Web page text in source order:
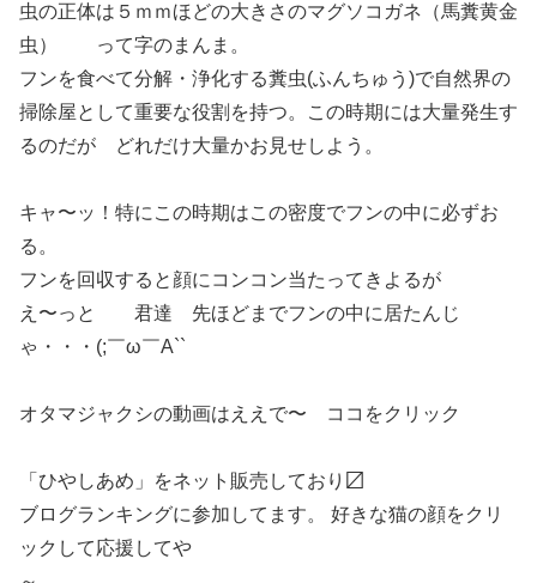
虫の正体は５ｍｍほどの大きさのマグソコガネ（馬糞黄金
虫） って字のまんま。
フンを食べて分解・浄化する糞虫(ふんちゅう)で自然界の
掃除屋として重要な役割を持つ。この時期には大量発生す
るのだが どれだけ大量かお見せしよう。
キャ〜ッ！特にこの時期はこの密度でフンの中に必ずお
る。
フンを回収すると顔にコンコン当たってきよるが
え〜っと 君達 先ほどまでフンの中に居たんじ
ゃ・・・(;￣ω￣A``
オタマジャクシの動画はええで〜 ココをクリック
「ひやしあめ」をネット販売しており〼
ブログランキングに参加してます。 好きな猫の顔をクリ
ックして応援してや